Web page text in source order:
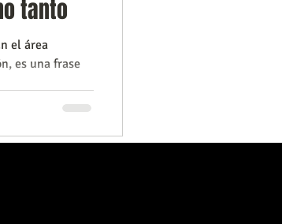
tanto
el área
es una frase